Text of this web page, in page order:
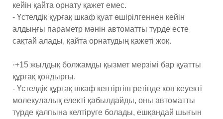
кейін қайта орнату қажет емес.
- Үстелдік құрғақ шкаф қуат өшірілгеннен кейін
алдыңғы параметр мәнін автоматты түрде есте
сақтай алады, қайта орнатудың қажеті жоқ.
·+15 жылдық болжамды қызмет мерзімі бар қуатты
құрғақ қондырғы.
- Үстелдік құрғақ шкаф кептіргіш ретінде көп кеуекті
молекулалық електі қабылдайды, оны автоматты
түрде қалпына келтіруге болады, ешқандай шығын